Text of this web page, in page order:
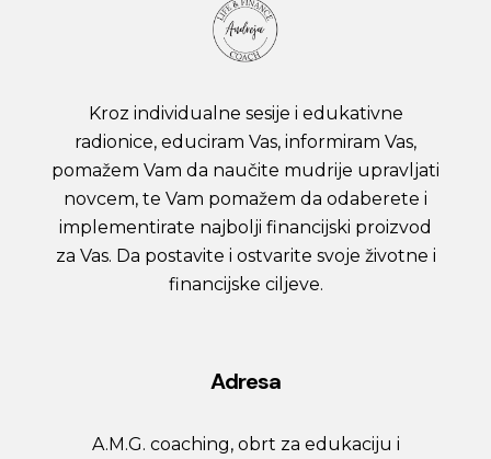
Kroz individualne sesije i edukativne
radionice, educiram Vas, informiram Vas,
pomažem Vam da naučite mudrije upravljati
novcem, te Vam pomažem da odaberete i
implementirate najbolji financijski proizvod
za Vas. Da postavite i ostvarite svoje životne i
financijske ciljeve.
Adresa
A.M.G. coaching, obrt za edukaciju i